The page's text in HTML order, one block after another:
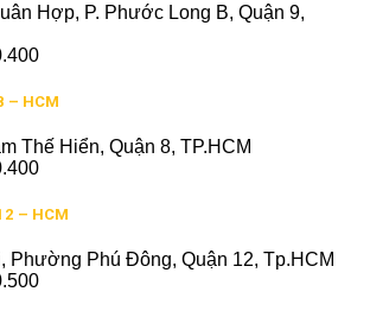
Hợp, P. Phước Long B, Quận 9,
– HCM
Thế Hiển, Quận 8, TP.HCM
– HCM
Phường Phú Đông, Quận 12, Tp.HCM